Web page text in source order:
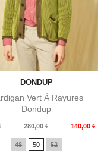
DONDUP
Vert À Rayures
Dondup
280,00 € 140,00 €
48 50 52